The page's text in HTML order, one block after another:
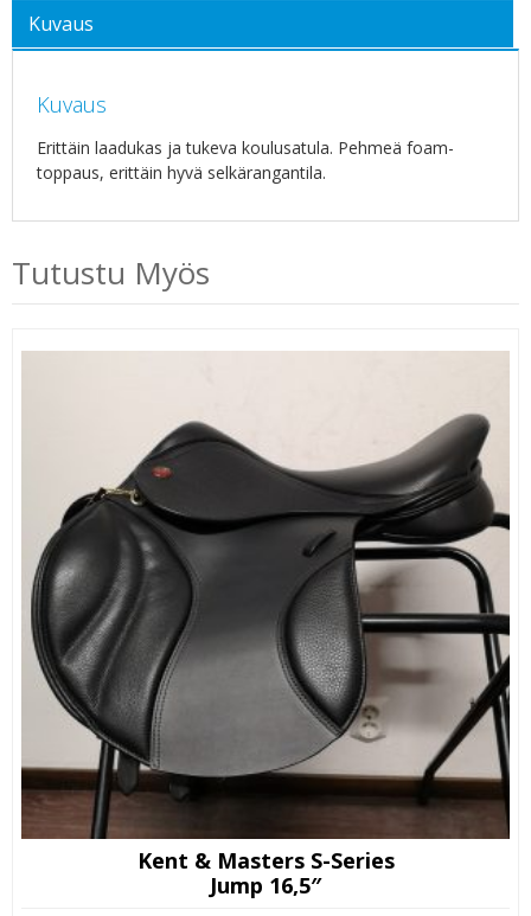
Kuvaus
Kuvaus
Erittäin laadukas ja tukeva koulusatula. Pehmeä foam-
toppaus, erittäin hyvä selkärangantila.
Tutustu Myös
Kent & Masters S-Series
Jump 16,5″